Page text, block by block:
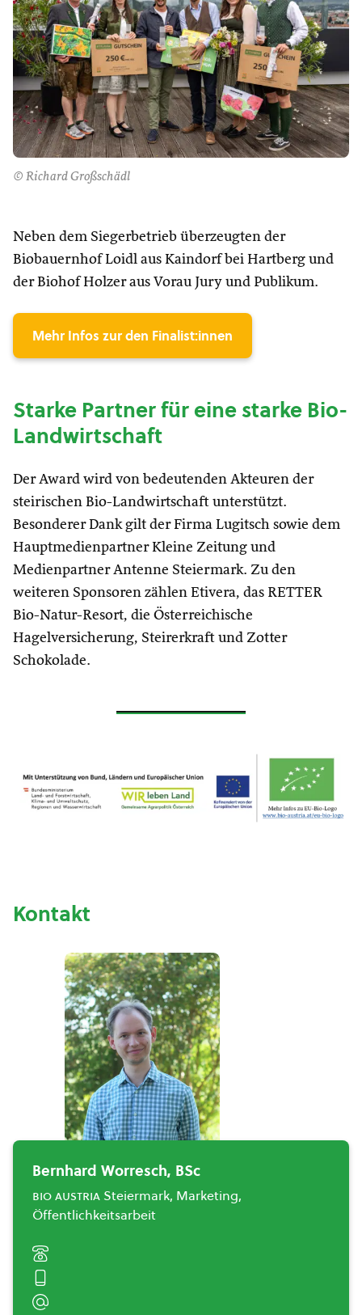
© Richard Großschädl
Neben dem Siegerbetrieb überzeugten der
Biobauernhof Loidl aus Kaindorf bei Hartberg und
der Biohof Holzer aus Vorau Jury und Publikum.
Mehr Infos zur den Finalist:innen
Starke Partner für eine starke Bio-
Landwirtschaft
Der Award wird von bedeutenden Akteuren der
steirischen Bio-Landwirtschaft unterstützt.
Besonderer Dank gilt der Firma Lugitsch sowie dem
Hauptmedienpartner Kleine Zeitung und
Medienpartner Antenne Steiermark. Zu den
weiteren Sponsoren zählen Etivera, das RETTER
Bio-Natur-Resort, die Österreichische
Hagelversicherung, Steirerkraft und Zotter
Schokolade.
Kontakt
Bernhard Worresch, BSc
bio austria Steiermark, Marketing,
Öffentlichkeitsarbeit